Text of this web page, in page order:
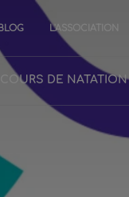
L'ASSOCIATION
COURS DE NATATION